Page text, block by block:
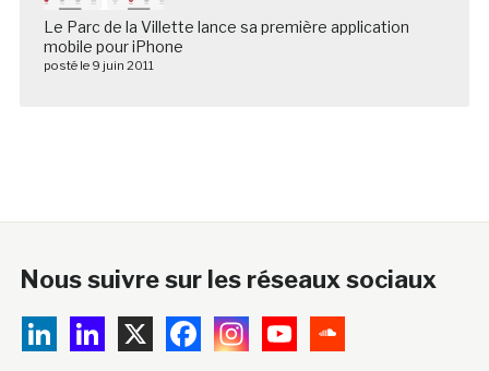
Le Parc de la Villette lance sa première application
mobile pour iPhone
posté le 9 juin 2011
Nous suivre sur les réseaux sociaux